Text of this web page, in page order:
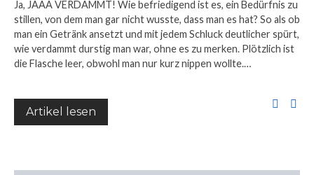
Ja, JAAA VERDAMMT! Wie befriedigend ist es, ein Bedürfnis zu
stillen, von dem man gar nicht wusste, dass man es hat? So als ob
man ein Getränk ansetzt und mit jedem Schluck deutlicher spürt,
wie verdammt durstig man war, ohne es zu merken. Plötzlich ist
die Flasche leer, obwohl man nur kurz nippen wollte.…
Artikel lesen